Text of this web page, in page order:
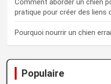
Comment aborder un chien
pratique pour créer des liens
Pourquoi nourrir un chien
Populaire